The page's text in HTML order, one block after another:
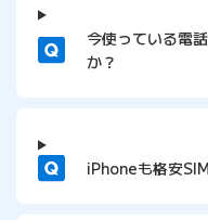
質問
今使っている電
か？
質問 iPhoneも格安